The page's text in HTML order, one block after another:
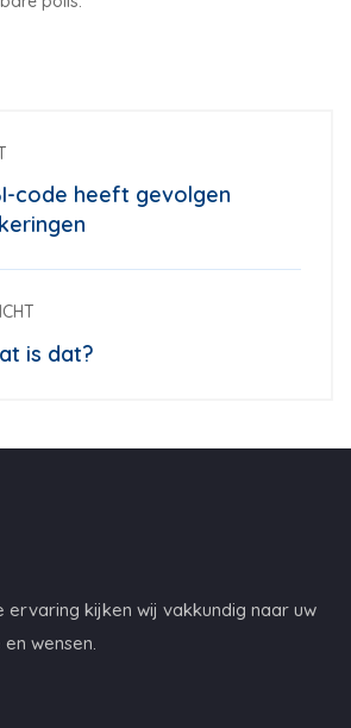
code heeft gevolgen
is dat?
ervaring kijken wij vakkundig naar uw
wensen.